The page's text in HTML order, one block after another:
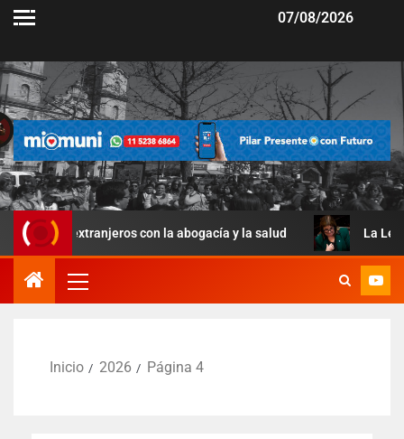
07/08/2026
con la abogacía y la salud La Ley de Manejo del
Inicio 2026 Página 4